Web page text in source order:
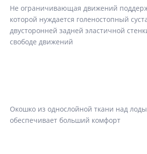
Не ограничивающая движений
которой нуждается голеностопный
двусторонней задней эластичной
свободе движений
Окошко из однослойной ткани над
обеспечивает больший комфорт